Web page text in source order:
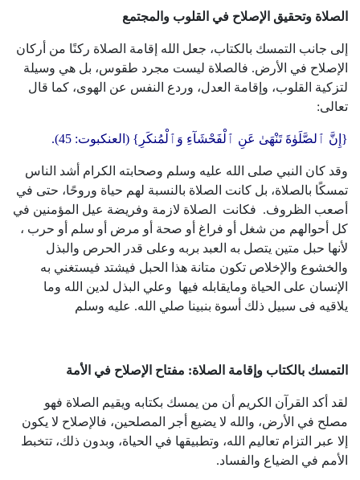
الصلاة وتحقيق الإصلاح في القلوب والمجتمع
إلى جانب التمسك بالكتاب، جعل الله إقامة الصلاة ركنًا من أركان
الإصلاح في الأرض. فالصلاة ليست مجرد طقوس، بل هي وسيلة
لتزكية القلوب، وإقامة العدل، وردع النفس عن الهوى، كما قال
تعالى:
{إِنَّ ٱلصَّلَوٰةَ تَنْهَىٰ عَنِ ٱلْفَحْشَآءِ وَٱلْمُنكَرِ} (العنكبوت: 45).
وقد كان النبي صلى الله عليه وسلم وصحابته الكرام أشد الناس
تمسكًا بالصلاة، بل كانت الصلاة بالنسبة لهم حياة وروحًا، حتى في
أصعب الظروف. فكانت الصلاة لازمة وفريضة عيل المؤمنين في
كل أحوالهم من شغل أو فراغ أو صحة أو مرض أو سلم أو حرب ،
لأنها حبل متين يتصل به العبد بربه وعلى قدر الحرص والبذل
والخشوع والإخلاص تكون متانة هذا الحبل فيشتد فيستغني به
الإنسان على الحياة ومايقابله فيها وعلي البذل لدين الله وما
يلاقيه فى سبيل ذلك أسوة بنبينا صلي الله. عليه وسلم
التمسك بالكتاب وإقامة الصلاة: مفتاح الإصلاح في الأمة
لقد أكد القرآن الكريم أن من يمسك بكتابه ويقيم الصلاة فهو
مصلح في الأرض، والله لا يضيع أجر المصلحين، فالإصلاح لا يكون
إلا عبر التزام تعاليم الله، وتطبيقها في الحياة، وبدون ذلك، تتخبط
الأمم في الضياع والفساد.